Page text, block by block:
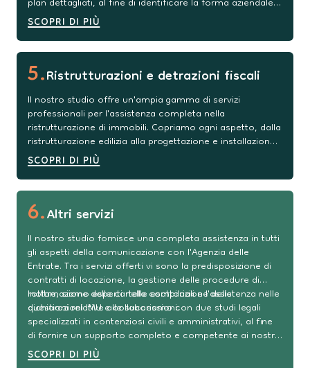
più idonea a supportare la loro crescita. Inoltre,
forniamo assistenza nel processo di richiesta di
finanziamenti attraverso INVITALIA e nella
predisposizione di crediti conformi agli standard
dell'industria 4.0.
SCOPRI DI PIÙ
5.Ristrutturazioni e detrazioni fiscali
Il nostro studio offre un'ampia gamma di servizi
professionali per l'assistenza completa nella
ristrutturazione di immobili. Copriamo ogni aspetto, dalla
ristrutturazione edilizia alla progettazione e installazione
di sistemi per il miglioramento energetico. Collaboriamo
con uno studio di architettura e un ingegnere
specializzato, che lavorano in sinergia con voi per la
pianificazione e l'esecuzione del progetto. Inoltre,
forniamo supporto per le detrazioni fiscali pertinenti e la
preparazione dei visti di conformità.
SCOPRI DI PIÙ
6.Altri servizi
Il nostro studio fornisce una completa assistenza in tutti
gli aspetti della comunicazione con l'Agenzia delle
Entrate. Tra i servizi offerti vi sono la predisposizione di
contratti di locazione, la gestione delle procedure di
rottamazione delle cartelle esattoriali e l'assistenza nelle
questioni relative alle successioni.
Inoltre, siamo esperti nella compilazione delle
dichiarazioni IMU e collaboriamo con due studi legali
specializzati in contenziosi civili e amministrativi, al fine
di fornire un supporto completo e competente ai nostri
clienti.
SCOPRI DI PIÙ